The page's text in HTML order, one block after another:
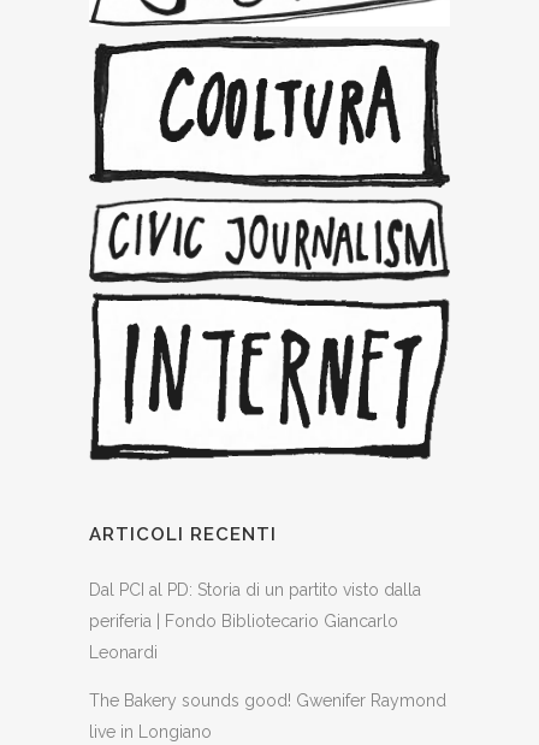
ARTICOLI RECENTI
Dal PCI al PD: Storia di un partito visto dalla
periferia | Fondo Bibliotecario Giancarlo
Leonardi
The Bakery sounds good! Gwenifer Raymond
live in Longiano